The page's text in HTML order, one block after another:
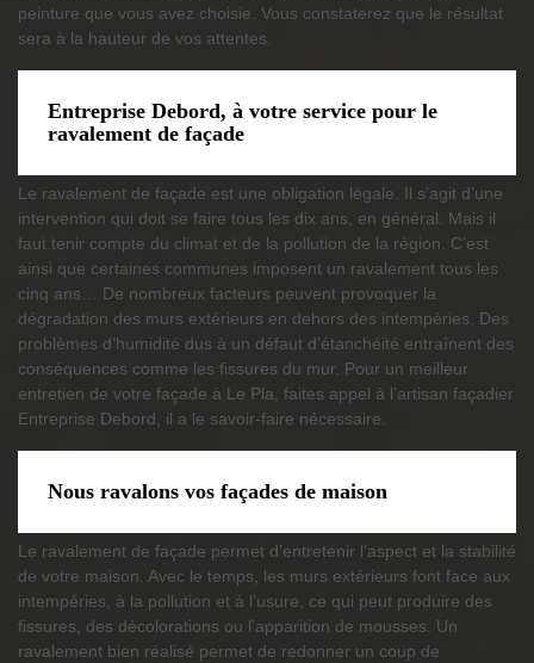
peinture que vous avez choisie. Vous constaterez que le résultat
sera à la hauteur de vos attentes.
Entreprise Debord, à votre service pour le
ravalement de façade
Le ravalement de façade est une obligation légale. Il s’agit d’une
intervention qui doit se faire tous les dix ans, en général. Mais il
faut tenir compte du climat et de la pollution de la région. C’est
ainsi que certaines communes imposent un ravalement tous les
cinq ans… De nombreux facteurs peuvent provoquer la
dégradation des murs extérieurs en dehors des intempéries. Des
problèmes d’humidité dus à un défaut d’étanchéité entraînent des
conséquences comme les fissures du mur. Pour un meilleur
entretien de votre façade à Le Pla, faites appel à l’artisan façadier
Entreprise Debord, il a le savoir-faire nécessaire.
Nous ravalons vos façades de maison
Le ravalement de façade permet d’entretenir l’aspect et la stabilité
de votre maison. Avec le temps, les murs extérieurs font face aux
intempéries, à la pollution et à l’usure, ce qui peut produire des
fissures, des décolorations ou l’apparition de mousses. Un
ravalement bien réalisé permet de redonner un coup de